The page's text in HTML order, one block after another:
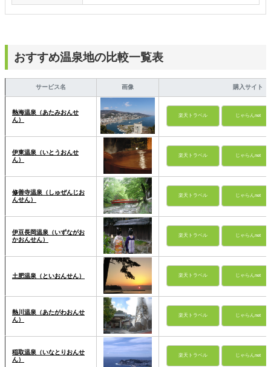
おすすめ温泉地の比較一覧表
サービス名 画像 購入サイト
熱海温泉（あたみおんせ
ん）
楽天トラベル じゃらんnet
伊東温泉（いとうおんせ
ん）
楽天トラベル じゃらんnet
修善寺温泉（しゅぜんじお
んせん）
楽天トラベル じゃらんnet
伊豆長岡温泉（いずながお
かおんせん）
楽天トラベル じゃらんnet
土肥温泉（といおんせん） 楽天トラベル じゃらんnet
熱川温泉（あたがわおんせ
ん）
楽天トラベル じゃらんnet
稲取温泉（いなとりおんせ
ん）
楽天トラベル じゃらんnet